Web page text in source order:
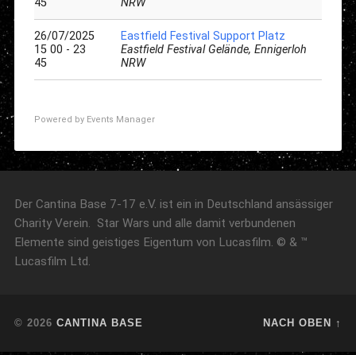
26/07/2025
15 00 - 23
45
Eastfield Festival Support Platz
Eastfield Festival Gelände, Ennigerloh
NRW
Powered by Events Manager
Der Cantina Base 7-17 e.V. ist ein in Deutschland ansässiger
Charity Verein. Star Wars und alle damit verbundenen
Elemente sind geistiges Eigentum von Lucasfilm. © & ™
Lucasfilm Ltd.
© 2026 CANTINA BASE NACH OBEN ↑